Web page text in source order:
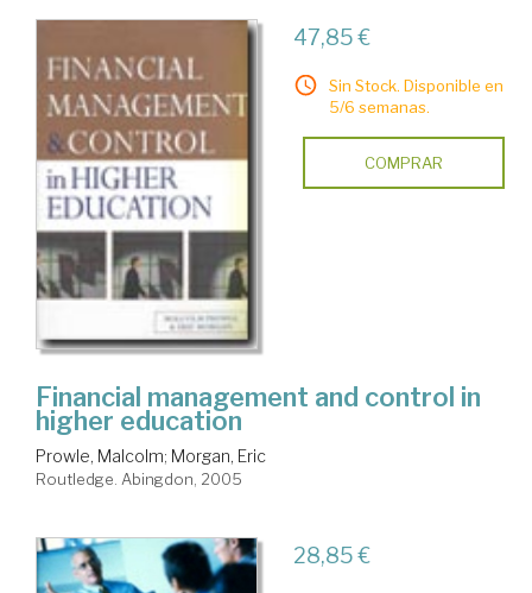
47,85 €
Sin Stock. Disponible en
5/6 semanas.
COMPRAR
Financial management and control in
higher education
Prowle, Malcolm; Morgan, Eric
Routledge. Abingdon, 2005
28,85 €